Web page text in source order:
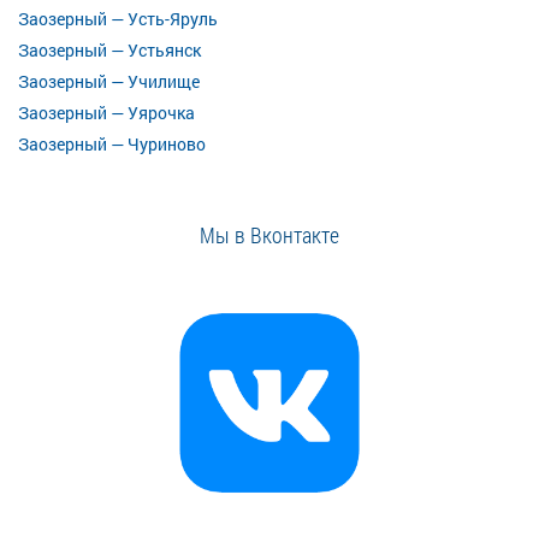
Заозерный — Усть-Яруль
Заозерный — Устьянск
Заозерный — Училище
Заозерный — Уярочка
Заозерный — Чуриново
Мы в Вконтакте